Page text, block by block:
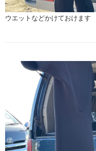
ウエットなどかけておけます